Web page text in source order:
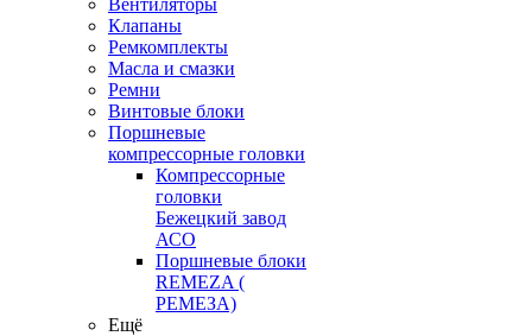
Вентиляторы
Клапаны
Ремкомплекты
Масла и смазки
Ремни
Винтовые блоки
Поршневые
компрессорные головки
Компрессорные
головки
Бежецкий завод
АСО
Поршневые блоки
REMEZA (
РЕМЕЗА)
Ещё